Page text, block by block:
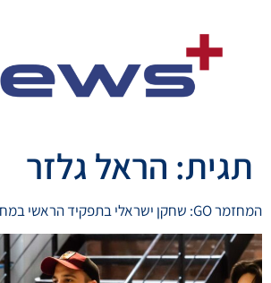
תגית: הראל גלזר
המחזמר GO: שחקן ישראלי בתפקיד הראשי במחזמר חדש בלונדון